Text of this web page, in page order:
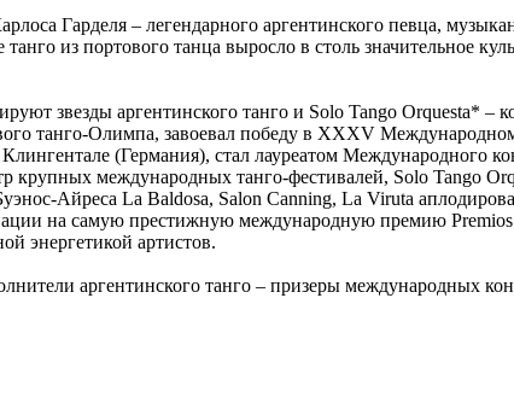
Гарделя – легендарного аргентинского певца,
из портового танца выросло в столь значительное
звезды аргентинского танго и Solo Tango Orquesta*
танго-Олимпа, завоевал победу в XXXV
(Германия), стал лауреатом Международного
международных танго-фестивалей, Solo Tango
Айреса La Baldosa, Salon Canning, La Viruta
на самую престижную международную премию
энергетикой артистов.
аргентинского танго – призеры международных